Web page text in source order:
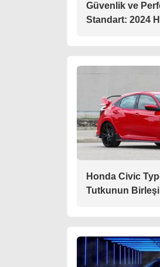
Güvenlik ve
Standart: 2024
Honda Civic
Tutkunun